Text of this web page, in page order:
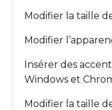
Modifier la taille
Modifier
Insérer des
Windows et
Modifier la taille